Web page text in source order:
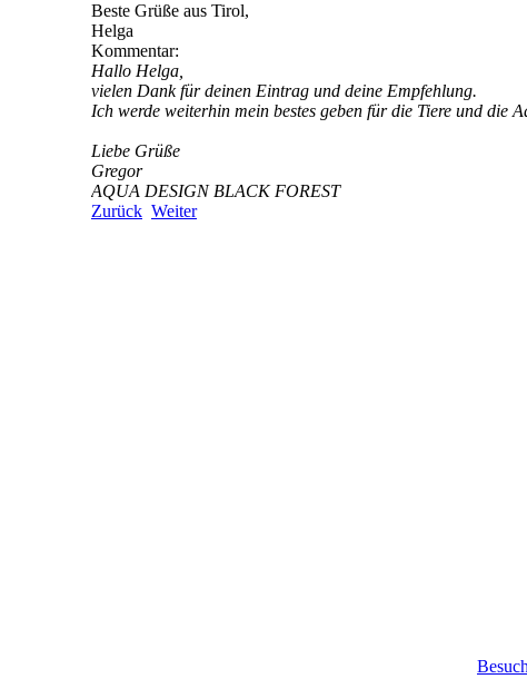
Beste Grüße aus Tirol,
Helga
Kommentar:
Hallo Helga,
vielen Dank für deinen Eintrag und deine Empfehlung.
Ich werde weiterhin mein bestes geben für die Tiere und die
Liebe Grüße
Gregor
AQUA DESIGN BLACK FOREST
Zurück Weiter